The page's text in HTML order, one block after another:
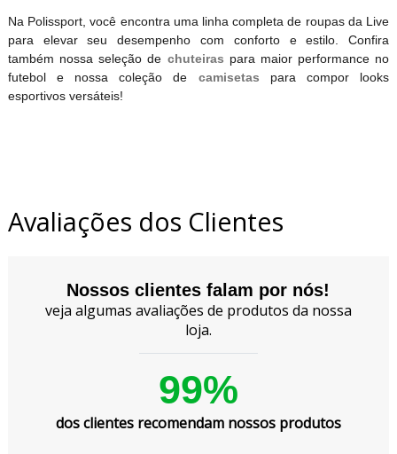
Na Polissport, você encontra uma linha completa de roupas da Live
para elevar seu desempenho com conforto e estilo. Confira
também nossa seleção de chuteiras para maior performance no
futebol e nossa coleção de
camisetas para compor looks
esportivos versáteis!
Avaliações dos Clientes
Nossos clientes falam por nós!
veja algumas avaliações de produtos da nossa
loja.
99%
dos clientes recomendam nossos produtos